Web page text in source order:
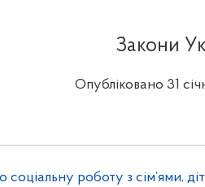
Закони
Опубліковано 31
роботу з сім’ями,